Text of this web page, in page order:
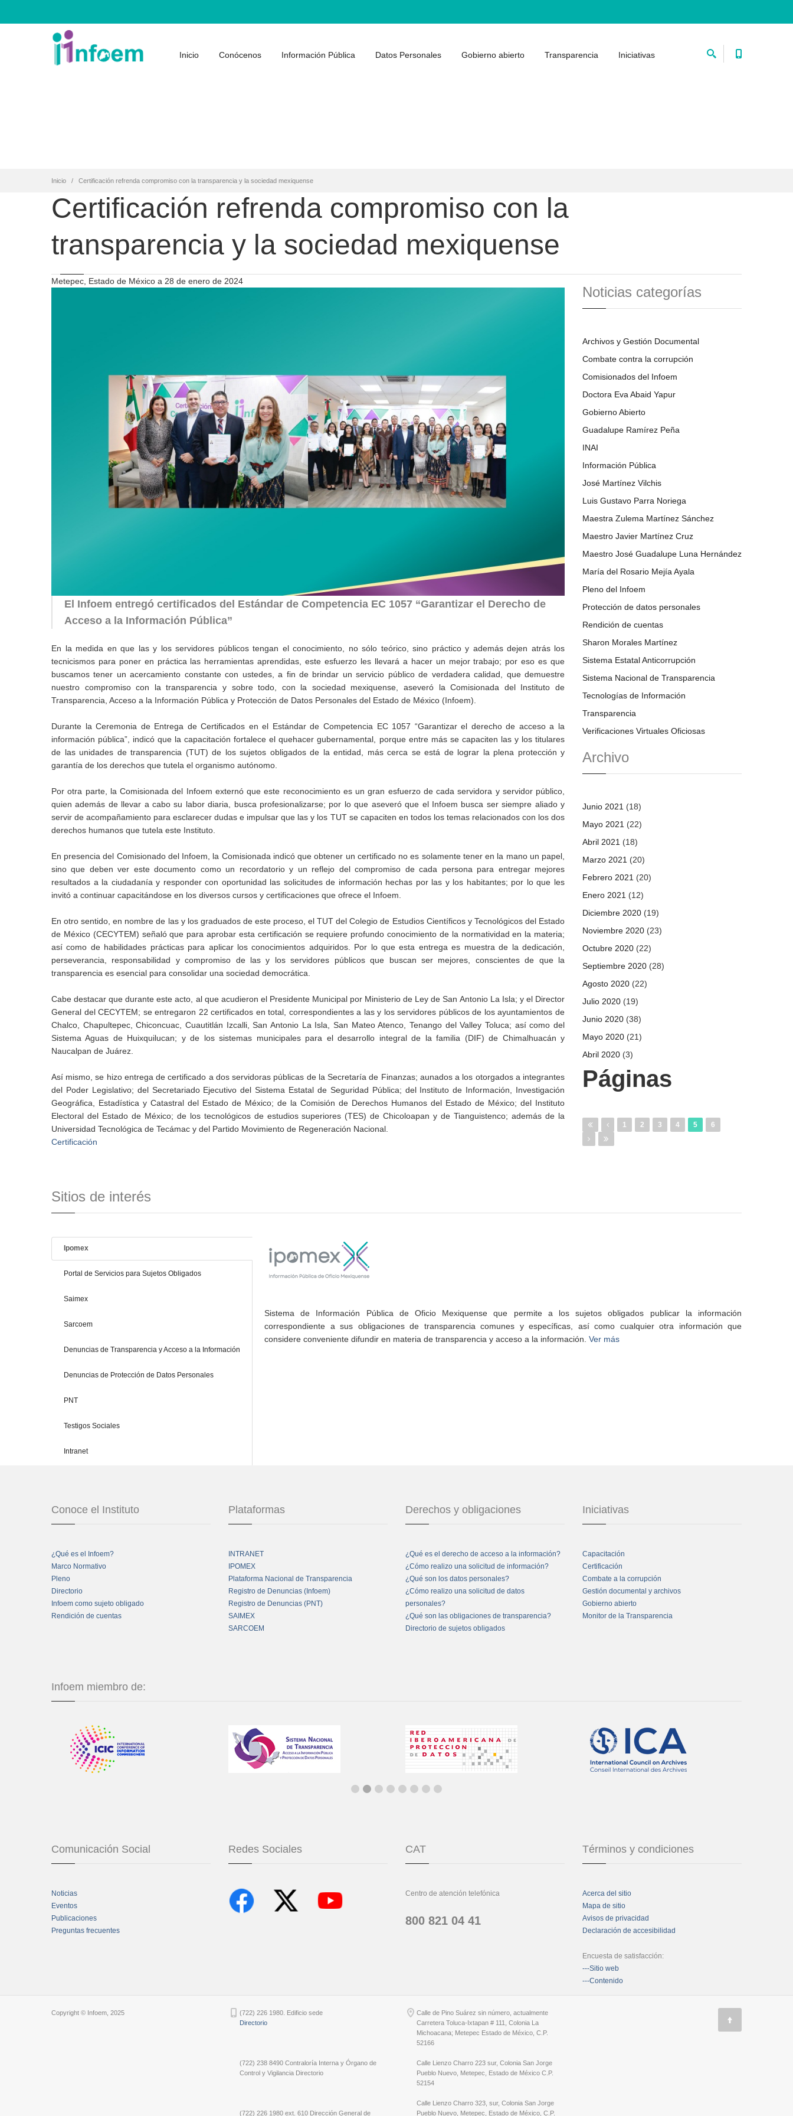
Inicio Conócenos Información Pública Datos Personales Gobierno abierto Transparencia Iniciativas
Inicio Certificación refrenda compromiso con la transparencia y la sociedad mexiquense
Certificación refrenda compromiso con la
transparencia y la sociedad mexiquense
Metepec, Estado de México a 28 de enero de 2024
El Infoem entregó certificados del Estándar de Competencia EC 1057 “Garantizar el Derecho de
Acceso a la Información Pública”
En la medida en que las y los servidores públicos tengan el conocimiento, no sólo teórico, sino práctico y además dejen atrás los
tecnicismos para poner en práctica las herramientas aprendidas, este esfuerzo les llevará a hacer un mejor trabajo; por eso es que
buscamos tener un acercamiento constante con ustedes, a fin de brindar un servicio público de verdadera calidad, que demuestre
nuestro compromiso con la transparencia y sobre todo, con la sociedad mexiquense, aseveró la Comisionada del Instituto de
Transparencia, Acceso a la Información Pública y Protección de Datos Personales del Estado de México (Infoem).
Durante la Ceremonia de Entrega de Certificados en el Estándar de Competencia EC 1057 “Garantizar el derecho de acceso a la
información pública”, indicó que la capacitación fortalece el quehacer gubernamental, porque entre más se capaciten las y los titulares
de las unidades de transparencia (TUT) de los sujetos obligados de la entidad, más cerca se está de lograr la plena protección y
garantía de los derechos que tutela el organismo autónomo.
Por otra parte, la Comisionada del Infoem externó que este reconocimiento es un gran esfuerzo de cada servidora y servidor público,
quien además de llevar a cabo su labor diaria, busca profesionalizarse; por lo que aseveró que el Infoem busca ser siempre aliado y
servir de acompañamiento para esclarecer dudas e impulsar que las y los TUT se capaciten en todos los temas relacionados con los dos
derechos humanos que tutela este Instituto.
En presencia del Comisionado del Infoem, la Comisionada indicó que obtener un certificado no es solamente tener en la mano un papel,
sino que deben ver este documento como un recordatorio y un reflejo del compromiso de cada persona para entregar mejores
resultados a la ciudadanía y responder con oportunidad las solicitudes de información hechas por las y los habitantes; por lo que les
invitó a continuar capacitándose en los diversos cursos y certificaciones que ofrece el Infoem.
En otro sentido, en nombre de las y los graduados de este proceso, el TUT del Colegio de Estudios Científicos y Tecnológicos del Estado
de México (CECYTEM) señaló que para aprobar esta certificación se requiere profundo conocimiento de la normatividad en la materia;
así como de habilidades prácticas para aplicar los conocimientos adquiridos. Por lo que esta entrega es muestra de la dedicación,
perseverancia, responsabilidad y compromiso de las y los servidores públicos que buscan ser mejores, conscientes de que la
transparencia es esencial para consolidar una sociedad democrática.
Cabe destacar que durante este acto, al que acudieron el Presidente Municipal por Ministerio de Ley de San Antonio La Isla; y el Director
General del CECYTEM; se entregaron 22 certificados en total, correspondientes a las y los servidores públicos de los ayuntamientos de
Chalco, Chapultepec, Chiconcuac, Cuautitlán Izcalli, San Antonio La Isla, San Mateo Atenco, Tenango del Valley Toluca; así como del
Sistema Aguas de Huixquilucan; y de los sistemas municipales para el desarrollo integral de la familia (DIF) de Chimalhuacán y
Naucalpan de Juárez.
Así mismo, se hizo entrega de certificado a dos servidoras públicas de la Secretaría de Finanzas; aunados a los otorgados a integrantes
del Poder Legislativo; del Secretariado Ejecutivo del Sistema Estatal de Seguridad Pública; del Instituto de Información, Investigación
Geográfica, Estadística y Catastral del Estado de México; de la Comisión de Derechos Humanos del Estado de México; del Instituto
Electoral del Estado de México; de los tecnológicos de estudios superiores (TES) de Chicoloapan y de Tianguistenco; además de la
Universidad Tecnológica de Tecámac y del Partido Movimiento de Regeneración Nacional.
Certificación
Noticias categorías
Archivos y Gestión Documental
Combate contra la corrupción
Comisionados del Infoem
Doctora Eva Abaid Yapur
Gobierno Abierto
Guadalupe Ramírez Peña
INAI
Información Pública
José Martínez Vilchis
Luis Gustavo Parra Noriega
Maestra Zulema Martínez Sánchez
Maestro Javier Martínez Cruz
Maestro José Guadalupe Luna Hernández
María del Rosario Mejía Ayala
Pleno del Infoem
Protección de datos personales
Rendición de cuentas
Sharon Morales Martínez
Sistema Estatal Anticorrupción
Sistema Nacional de Transparencia
Tecnologías de Información
Transparencia
Verificaciones Virtuales Oficiosas
Archivo
Junio 2021 (18)
Mayo 2021 (22)
Abril 2021 (18)
Marzo 2021 (20)
Febrero 2021 (20)
Enero 2021 (12)
Diciembre 2020 (19)
Noviembre 2020 (23)
Octubre 2020 (22)
Septiembre 2020 (28)
Agosto 2020 (22)
Julio 2020 (19)
Junio 2020 (38)
Mayo 2020 (21)
Abril 2020 (3)
Páginas
1 2 3 4 5 6
Sitios de interés
Ipomex
Portal de Servicios para Sujetos Obligados
Saimex
Sarcoem
Denuncias de Transparencia y Acceso a la Información
Denuncias de Protección de Datos Personales
PNT
Testigos Sociales
Intranet
Sistema de Información Pública de Oficio Mexiquense que permite a los sujetos obligados publicar la información
correspondiente a sus obligaciones de transparencia comunes y específicas, así como cualquier otra información que
considere conveniente difundir en materia de transparencia y acceso a la información. Ver más
Conoce el Instituto
¿Qué es el Infoem?
Marco Normativo
Pleno
Directorio
Infoem como sujeto obligado
Rendición de cuentas
Plataformas
INTRANET
IPOMEX
Plataforma Nacional de Transparencia
Registro de Denuncias (Infoem)
Registro de Denuncias (PNT)
SAIMEX
SARCOEM
Derechos y obligaciones
¿Qué es el derecho de acceso a la información?
¿Cómo realizo una solicitud de información?
¿Qué son los datos personales?
¿Cómo realizo una solicitud de datos
personales?
¿Qué son las obligaciones de transparencia?
Directorio de sujetos obligados
Iniciativas
Capacitación
Certificación
Combate a la corrupción
Gestión documental y archivos
Gobierno abierto
Monitor de la Transparencia
Infoem miembro de:
Comunicación Social
Noticias
Eventos
Publicaciones
Preguntas frecuentes
Redes Sociales CAT
Centro de atención telefónica
800 821 04 41
Términos y condiciones
Acerca del sitio
Mapa de sitio
Avisos de privacidad
Declaración de accesibilidad
Encuesta de satisfacción:
---Sitio web
---Contenido
Copyright © Infoem, 2025
(722) 226 1980. Edificio sede
Directorio
(722) 238 8490 Contraloría Interna y Órgano de
Control y Vigilancia Directorio
(722) 226 1980 ext. 610 Dirección General de
Calle de Pino Suárez sin número, actualmente
Carretera Toluca-Ixtapan # 111, Colonia La
Michoacana; Metepec Estado de México, C.P.
52166
Calle Lienzo Charro 223 sur, Colonia San Jorge
Pueblo Nuevo, Metepec, Estado de México C.P.
52154
Calle Lienzo Charro 323, sur, Colonia San Jorge
Pueblo Nuevo, Metepec, Estado de México, C.P.